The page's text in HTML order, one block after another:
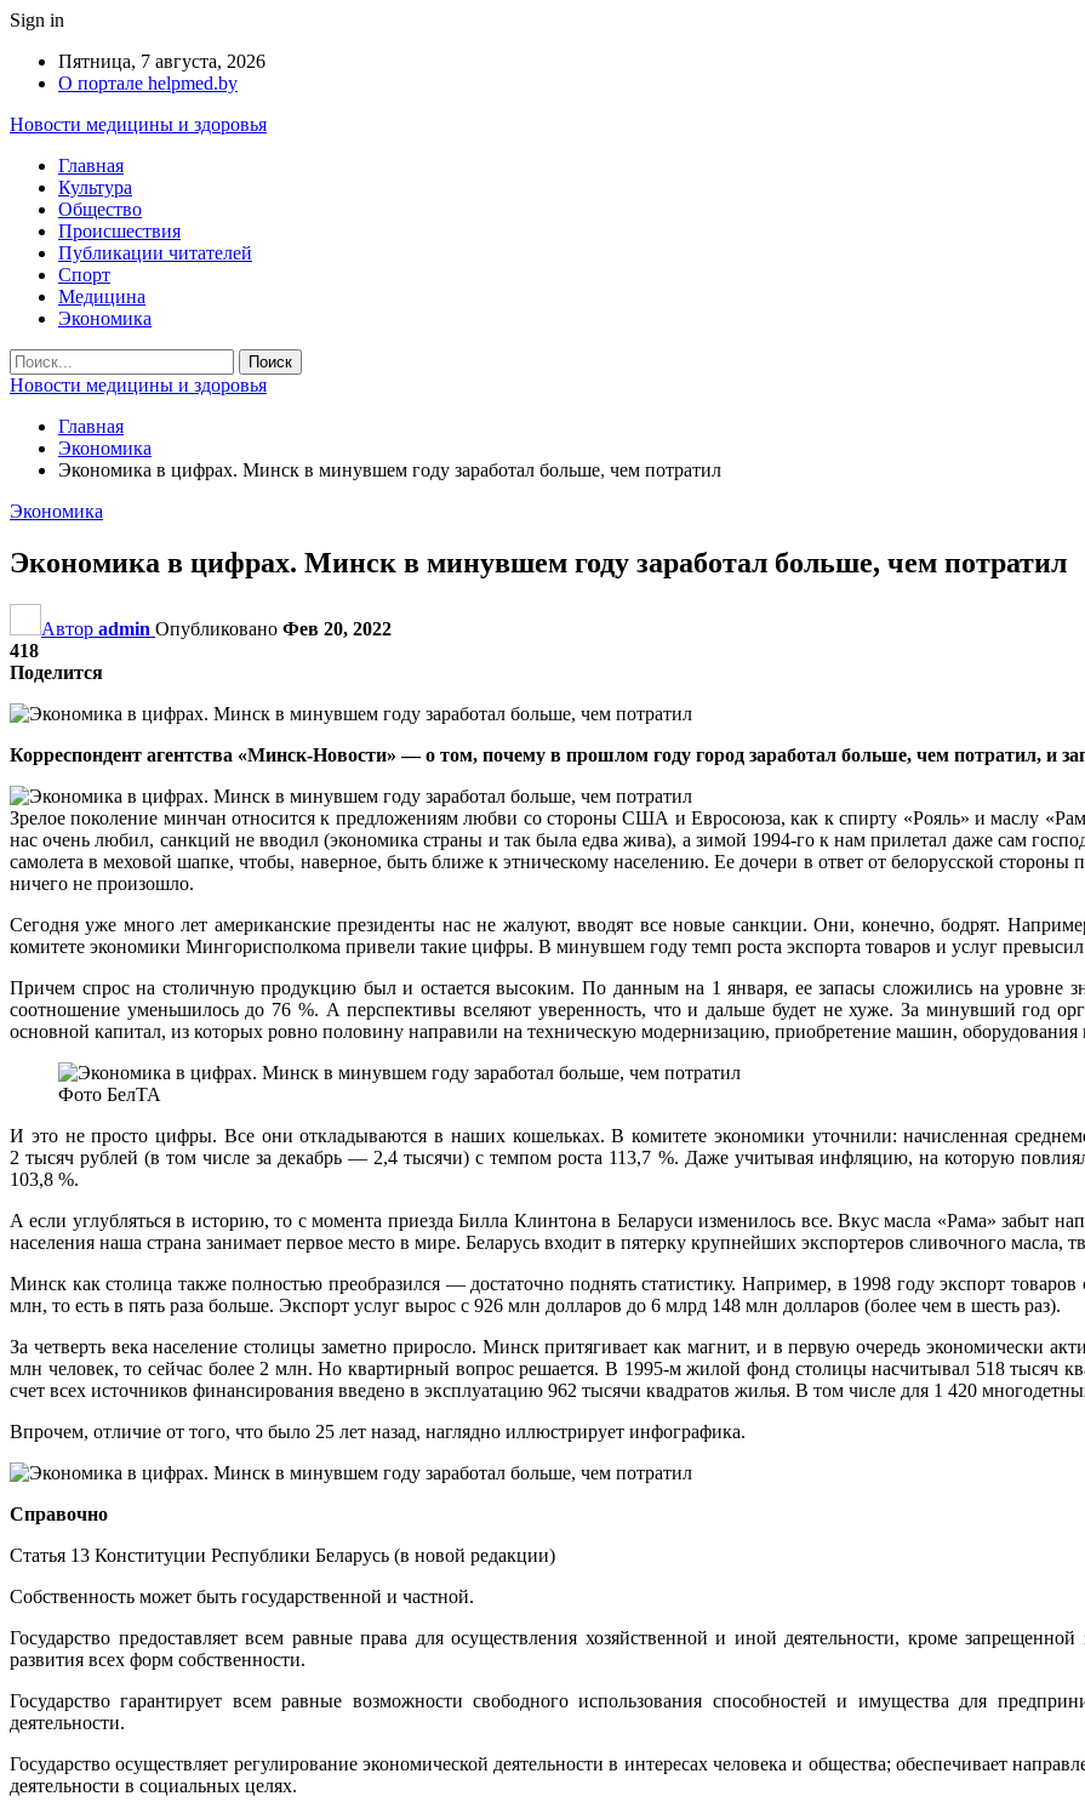
Sign in
Пятница, 7 августа, 2026
О портале helpmed.by
Новости медицины и здоровья
Главная
Культура
Общество
Происшествия
Публикации читателей
Спорт
Медицина
Экономика
Новости медицины и здоровья
Главная
Экономика
Экономика в цифрах. Минск в минувшем году заработал больше, чем потратил
Экономика
Экономика в цифрах. Минск в минувшем году заработал больше, чем потратил
Автор admin Опубликовано Фев 20, 2022
418
Поделится
Корреспондент агентства «Минск-Новости» — о том, почему в прошлом году город заработал больше, чем потратил, и
Зрелое поколение минчан относится к предложениям любви со стороны США и Евросоюза, как к спирту «Рояль» и маслу
нас очень любил, санкций не вводил (экономика страны и так была едва жива), а зимой 1994-го к нам прилетал даже сам
самолета в меховой шапке, чтобы, наверное, быть ближе к этническому населению. Ее дочери в ответ от белорусской
ничего не произошло.
Сегодня уже много лет американские президенты нас не жалуют, вводят все новые санкции. Они, конечно, бодрят.
комитете экономики Мингорисполкома привели такие цифры. В минувшем году темп роста экспорта товаров и услуг
Причем спрос на столичную продукцию был и остается высоким. По данным на 1 января, ее запасы сложились на уровне
соотношение уменьшилось до 76 %. А перспективы вселяют уверенность, что и дальше будет не хуже. За минувший год
основной капитал, из которых ровно половину направили на техническую модернизацию, приобретение машин, оборудования
Фото БелТА
И это не просто цифры. Все они откладываются в наших кошельках. В комитете экономики уточнили: начисленная
2 тысяч рублей (в том числе за декабрь — 2,4 тысячи) с темпом роста 113,7 %. Даже учитывая инфляцию, на которую
103,8 %.
А если углубляться в историю, то с момента приезда Билла Клинтона в Беларуси изменилось все. Вкус масла «Рама» забыт
населения наша страна занимает первое место в мире. Беларусь входит в пятерку крупнейших экспортеров сливочного масла,
Минск как столица также полностью преобразился — достаточно поднять статистику. Например, в 1998 году экспорт
млн, то есть в пять раза больше. Экспорт услуг вырос с 926 млн долларов до 6 млрд 148 млн долларов (более чем в шесть раз).
За четверть века население столицы заметно приросло. Минск притягивает как магнит, и в первую очередь экономически
млн человек, то сейчас более 2 млн. Но квартирный вопрос решается. В 1995-м жилой фонд столицы насчитывал 518 тысяч
счет всех источников финансирования введено в эксплуатацию 962 тысячи квадратов жилья. В том числе для 1 420
Впрочем, отличие от того, что было 25 лет назад, наглядно иллюстрирует инфографика.
Справочно
Статья 13 Конституции Республики Беларусь (в новой редакции)
Собственность может быть государственной и частной.
Государство предоставляет всем равные права для осуществления хозяйственной и иной деятельности, кроме
развития всех форм собственности.
Государство гарантирует всем равные возможности свободного использования способностей и имущества для
деятельности.
Государство осуществляет регулирование экономической деятельности в интересах человека и общества; обеспечивает
деятельности в социальных целях.